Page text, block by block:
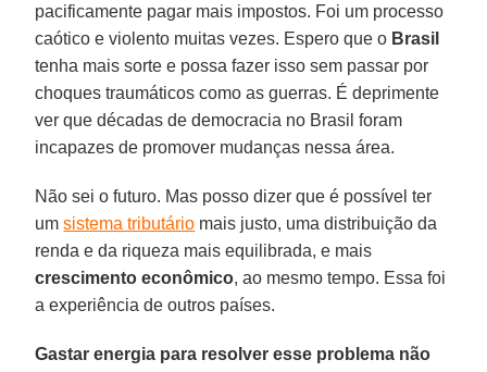
pacificamente pagar mais impostos. Foi um processo
caótico e violento muitas vezes. Espero que o Brasil
tenha mais sorte e possa fazer isso sem passar por
choques traumáticos como as guerras. É deprimente
ver que décadas de democracia no Brasil foram
incapazes de promover mudanças nessa área.
Não sei o futuro. Mas posso dizer que é possível ter
umsistema tributário mais justo, uma distribuição da
renda e da riqueza mais equilibrada, e mais
crescimento econômico, ao mesmo tempo. Essa foi
a experiência de outros países.
Gastar energia para resolver esse problema não